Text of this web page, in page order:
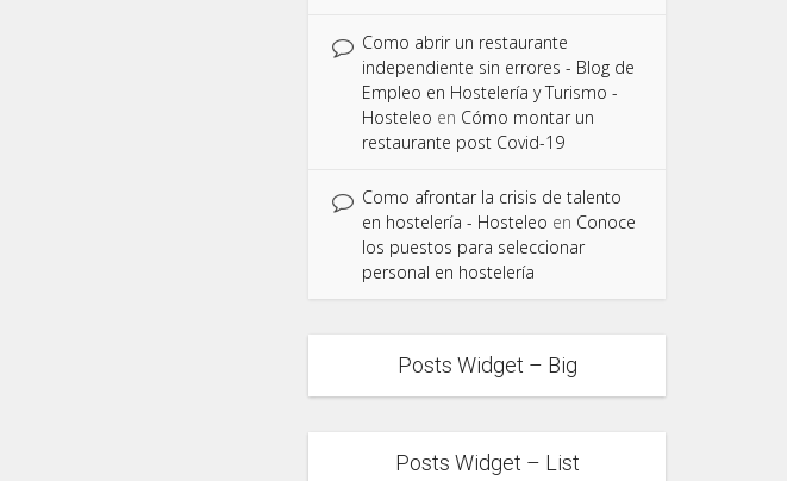
Como abrir un restaurante
independiente sin errores - Blog de
Empleo en Hostelería y Turismo -
Hosteleo en Cómo montar un
restaurante post Covid-19
Como afrontar la crisis de talento
en hostelería - Hosteleo en Conoce
los puestos para seleccionar
personal en hostelería
Posts Widget – Big
Posts Widget – List